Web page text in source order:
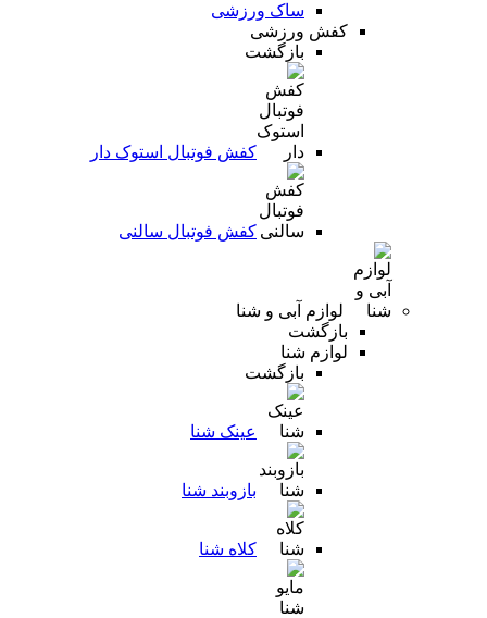
ساک ورزشی
کفش ورزشی
بازگشت
کفش فوتبال استوک دار
کفش فوتبال سالنی
لوازم آبی و شنا
بازگشت
لوازم شنا
بازگشت
عینک شنا
بازوبند شنا
کلاه شنا